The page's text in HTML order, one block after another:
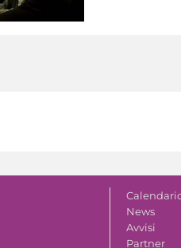
News
Avvisi
Partner